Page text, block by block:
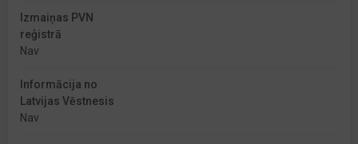
Izmaiņas PVN
reģistrā
Nav
Informācija no
Latvijas Vēstnesis
Nav